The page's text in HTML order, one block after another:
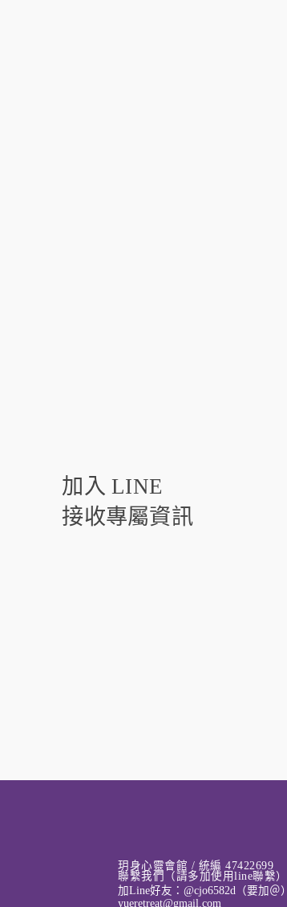
加入 LINE
接收專屬資訊
玥身心靈會館 / 統編 47422699
聯繫我們（請多加使用line聯繫）
加Line好友：@cjo6582d（要加＠）
yueretreat@gmail.com